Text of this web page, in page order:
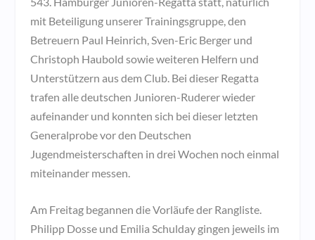
mit Beteiligung unserer Trainingsgruppe, den
Betreuern Paul Heinrich, Sven-Eric Berger und
Christoph Haubold sowie weiteren Helfern und
Unterstützern aus dem Club. Bei dieser Regatta
trafen alle deutschen Junioren-Ruderer wieder
aufeinander und konnten sich bei dieser letzten
Generalprobe vor den Deutschen
Jugendmeisterschaften in drei Wochen noch einmal
miteinander messen.
Am Freitag begannen die Vorläufe der Rangliste.
Philipp Dosse und Emilia Schulday gingen jeweils im